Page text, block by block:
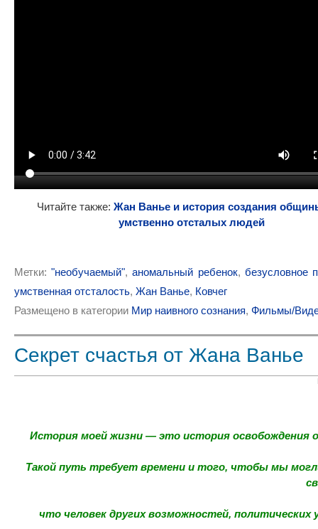
Читайте также: Жан Ванье и история создания
умственно отсталых людей
Метки:"необучаемый",аномальный ребенок, безусловное
умственная отсталость, Жан Ванье, Ковчег
Размещено в категории Мир наивного сознания, Фильмы/
Секрет счастья от Жана Ванье
История моей жизни — это история освобождения
Такой путь требует времени и того, чтобы мы
что человек других возможностей, политических